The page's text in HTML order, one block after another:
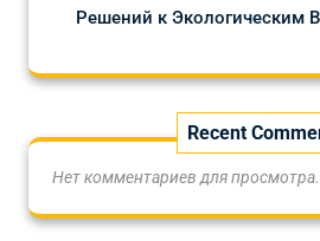
Решений к Экологическим
Recent
Нет комментариев для просмотра.